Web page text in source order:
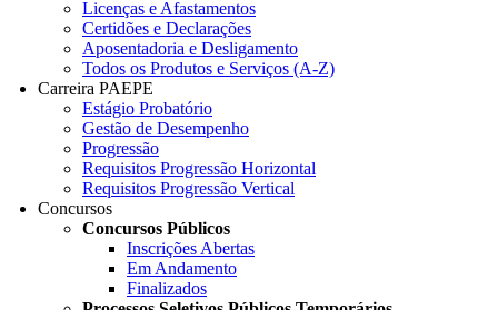
Licenças e Afastamentos
Certidões e Declarações
Aposentadoria e Desligamento
Todos os Produtos e Serviços (A-Z)
Carreira PAEPE
Estágio Probatório
Gestão de Desempenho
Progressão
Requisitos Progressão Horizontal
Requisitos Progressão Vertical
Concursos
Concursos Públicos
Inscrições Abertas
Em Andamento
Finalizados